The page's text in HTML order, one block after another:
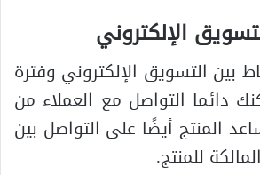
الإلكتروني
بين التسويق الإلكتروني وفترة
دائما التواصل مع العملاء من
المنتج أيضًا على التواصل بين
للمنتج.